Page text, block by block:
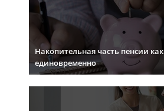
Накопительная часть пенсии
единовременно